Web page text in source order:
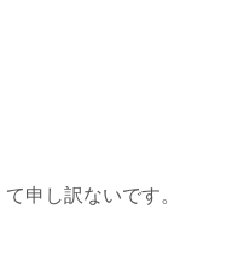
申し訳ないです。